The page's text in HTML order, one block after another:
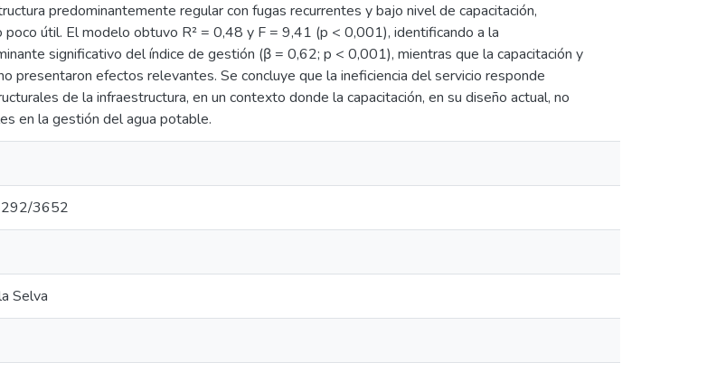
predominantemente regular con fugas recurrentes y bajo nivel de capacitación,
útil. El modelo obtuvo R² = 0,48 y F = 9,41 (p < 0,001), identificando a la
significativo del índice de gestión (β = 0,62; p < 0,001), mientras que la capacitación y
presentaron efectos relevantes. Se concluye que la ineficiencia del servicio responde
de la infraestructura, en un contexto donde la capacitación, en su diseño actual, no
en la gestión del agua potable.
3652
Selva